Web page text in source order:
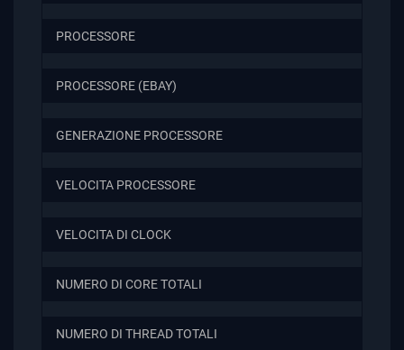
PROCESSORE
PROCESSORE (EBAY)
GENERAZIONE PROCESSORE
VELOCITA PROCESSORE
VELOCITA DI CLOCK
NUMERO DI CORE TOTALI
NUMERO DI THREAD TOTALI